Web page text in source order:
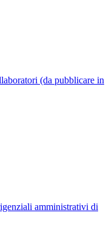
(da pubblicare in
amministrativi di